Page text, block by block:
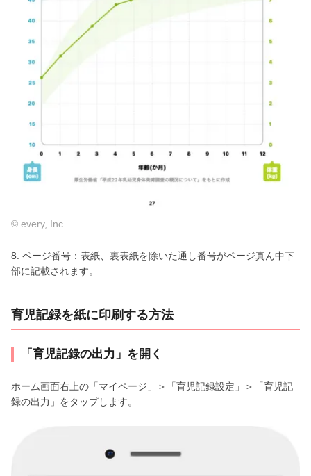
© every, Inc.
8. ページ番号：表紙、裏表紙を除いた通し番号がページ真ん中下
部に記載されます。
育児記録を紙に印刷する方法
「育児記録の出力」を開く
ホーム画面右上の「マイページ」＞「育児記録設定」＞「育児記
録の出力」をタップします。